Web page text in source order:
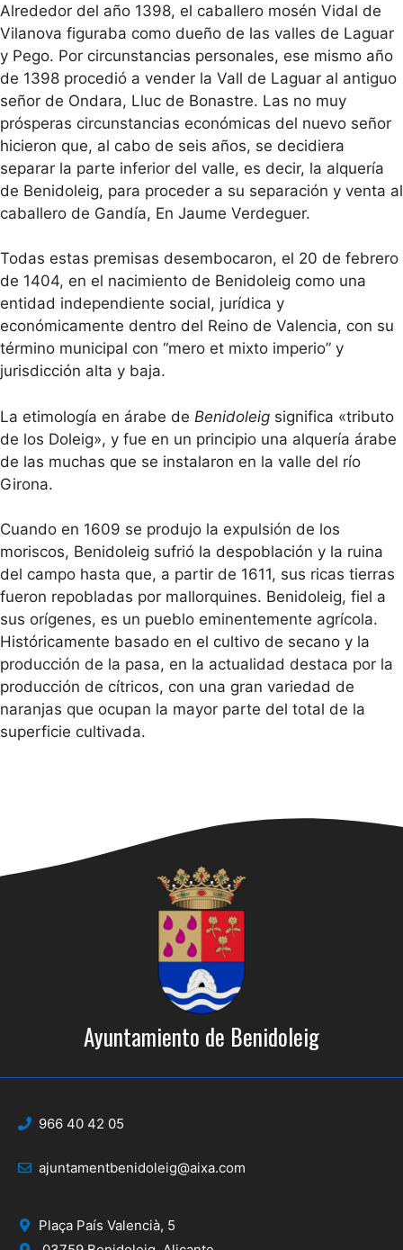
Alrededor del año 1398, el caballero mosén Vidal de
Vilanova figuraba como dueño de las valles de Laguar
y Pego. Por circunstancias personales, ese mismo año
de 1398 procedió a vender la Vall de Laguar al antiguo
señor de Ondara, Lluc de Bonastre. Las no muy
prósperas circunstancias económicas del nuevo señor
hicieron que, al cabo de seis años, se decidiera
separar la parte inferior del valle, es decir, la alquería
de Benidoleig, para proceder a su separación y venta al
caballero de Gandía, En Jaume Verdeguer.
Todas estas premisas desembocaron, el 20 de febrero
de 1404, en el nacimiento de Benidoleig como una
entidad independiente social, jurídica y
económicamente dentro del Reino de Valencia, con su
término municipal con “mero et mixto imperio” y
jurisdicción alta y baja.
La etimología en árabe de Benidoleig significa «tributo
de los Doleig», y fue en un principio una alquería árabe
de las muchas que se instalaron en la valle del río
Girona.
Cuando en 1609 se produjo la expulsión de los
moriscos, Benidoleig sufrió la despoblación y la ruina
del campo hasta que, a partir de 1611, sus ricas tierras
fueron repobladas por mallorquines. Benidoleig, fiel a
sus orígenes, es un pueblo eminentemente agrícola.
Históricamente basado en el cultivo de secano y la
producción de la pasa, en la actualidad destaca por la
producción de cítricos, con una gran variedad de
naranjas que ocupan la mayor parte del total de la
superficie cultivada.
Ayuntamiento de Benidoleig
966 40 42 05
ajuntamentbenidoleig@aixa.com
Plaça País Valencià, 5